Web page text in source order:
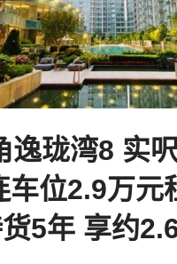
逸珑湾8 实
车位2.9万元
5年 享约